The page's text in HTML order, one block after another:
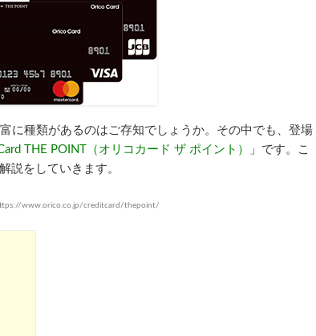
に種類があるのはご存知でしょうか。その中でも、登場
THE POINT（オリコカード ザ ポイント）
」です。こ
説をしていきます。
www.orico.co.jp/creditcard/thepoint/